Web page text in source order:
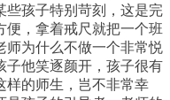
些孩子特别苛刻，这是完
便，拿着戒尺就把一个班
师为什么不做一个非常悦
子他笑逐颜开，孩子很有
样的师生，岂不非常幸